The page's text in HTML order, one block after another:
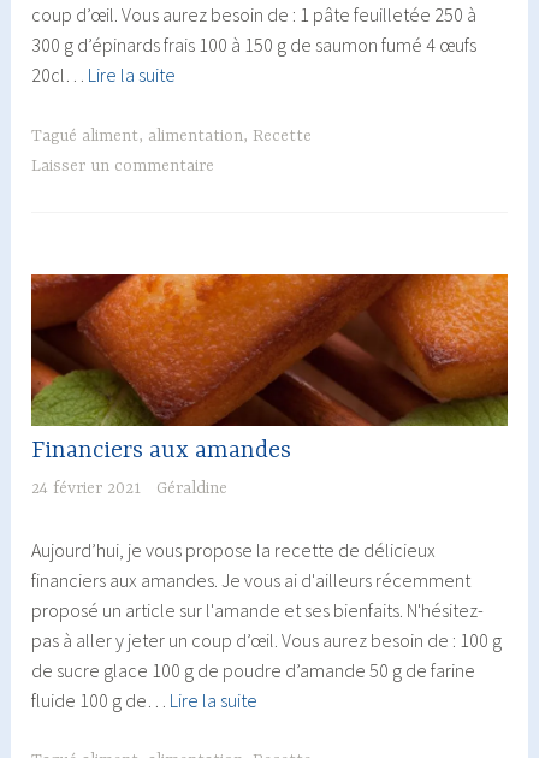
coup d’œil. Vous aurez besoin de : 1 pâte feuilletée 250 à
300 g d’épinards frais 100 à 150 g de saumon fumé 4 œufs
20cl… Lire la suite
épinards
Tagué aliment, alimentation, Recette
Laisser un commentaire
Financiers aux amandes
24 février 2021 Géraldine
Aujourd’hui, je vous propose la recette de délicieux
financiers aux amandes. Je vous ai d'ailleurs récemment
proposé un article sur l'amande et ses bienfaits. N'hésitez-
pas à aller y jeter un coup d’œil. Vous aurez besoin de : 100 g
de sucre glace 100 g de poudre d’amande 50 g de farine
fluide 100 g de… Lire la suite